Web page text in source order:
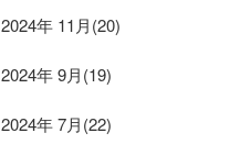
2024年 11月(20)
2024年 9月(19)
2024年 7月(22)